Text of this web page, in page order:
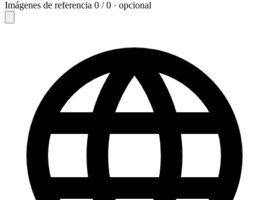
Imágenes de referencia 0 /0 · opcional